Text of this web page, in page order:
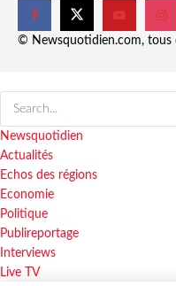
© Newsquotidien.com, tous
Newsquotidien
Actualités
Echos des régions
Economie
Politique
Publireportage
Interviews
Live TV